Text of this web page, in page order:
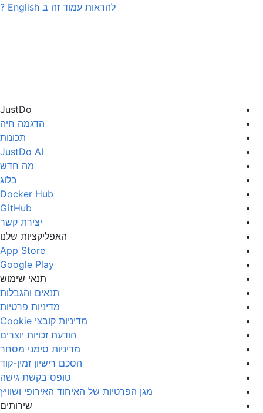
להראות עמוד זה ב English
?
JustDo
הדגמה חיה
תכונות
JustDo AI
מה חדש
בלוג
Docker Hub
GitHub
יצירת קשר
האפליקציות שלנו
App Store
Google Play
תנאי שימוש
תנאים והגבלות
מדיניות פרטיות
מדיניות קובצי Cookie
הודעת זכויות יוצרים
מדיניות סימני מסחר
הסכם רישיון זמין-קוד
טופס בקשת גישה
מגן הפרטיות של האיחוד האירופי ושוויץ
שירותים